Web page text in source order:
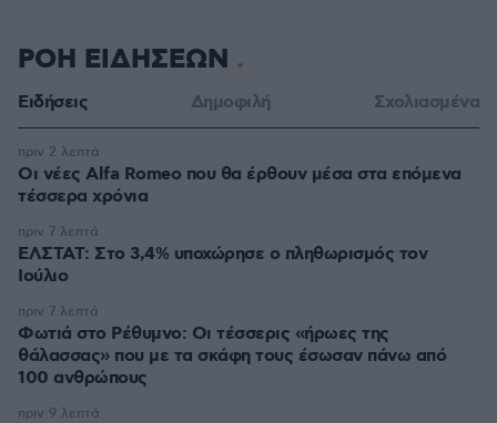
ΡΟΗ ΕΙΔΗΣΕΩΝ
Ειδήσεις Δημοφιλή Σχολιασμένα
Οι νέες Alfa Romeo που θα έρθουν μέσα στα επόμενα
τέσσερα χρόνια
πριν 2 λεπτά
ΕΛΣΤΑΤ: Στο 3,4% υποχώρησε ο πληθωρισμός τον
Ιούλιο
πριν 7 λεπτά
Φωτιά στο Ρέθυμνο: Οι τέσσερις «ήρωες της
θάλασσας» που με τα σκάφη τους έσωσαν πάνω από
100 ανθρώπους
πριν 7 λεπτά
πριν 9 λεπτά